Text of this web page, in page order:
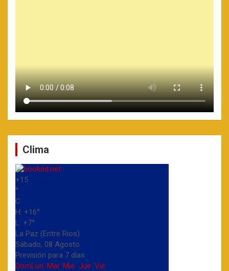
Clima
+15
°
C
H: +16°
L: +7°
La Paz (Entre Rios)
Sábado, 08 Agosto
Previsión para 7 días
DomLun Mar Mié Jue Vie